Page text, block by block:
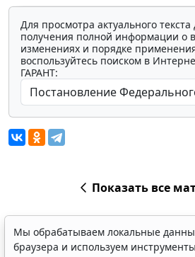
Для просмотра актуального текста
получения полной информации о
изменениях и порядке
воспользуйтесь поиском в
ГАРАНТ:
Показать все
Мы обрабатываем локальные
браузера и используем инструменты